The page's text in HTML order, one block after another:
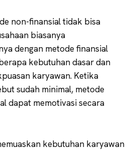
non-finansial tidak bisa
biasanya
dengan metode finansial
kebutuhan dasar dan
karyawan. Ketika
sudah minimal, metode
dapat memotivasi secara
kebutuhan karyawan